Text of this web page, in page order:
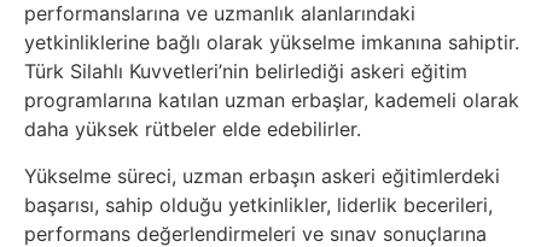
E-
Devlet
Eğitim
Elektronik
Cihazlar
performanslarına ve uzmanlık alanlarındaki
yetkinliklerine bağlı olarak yükselme imkanına sahiptir.
Türk Silahlı Kuvvetleri’nin belirlediği askeri eğitim
programlarına katılan uzman erbaşlar, kademeli olarak
daha yüksek rütbeler elde edebilirler.
Yükselme süreci, uzman erbaşın askeri eğitimlerdeki
başarısı, sahip olduğu yetkinlikler, liderlik becerileri,
performans değerlendirmeleri ve sınav sonuçlarına